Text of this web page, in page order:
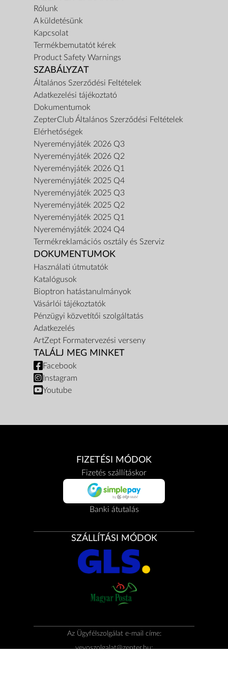
Rólunk
A küldetésünk
Kapcsolat
Termékbemutatót kérek
Product Safety Warnings
SZABÁLYZAT
Általános Szerződési Feltételek
Adatkezelési tájékoztató
Dokumentumok
ZepterClub Általános Szerződési Feltételek
Elérhetőségek
Nyereményjáték 2026 Q3
Nyereményjáték 2026 Q2
Nyereményjáték 2026 Q1
Nyereményjáték 2025 Q4
Nyereményjáték 2025 Q3
Nyereményjáték 2025 Q2
Nyereményjáték 2025 Q1
Nyereményjáték 2024 Q4
Termékreklamációs osztály és Szerviz
DOKUMENTUMOK
Használati útmutatók
Katalógusok
Bioptron hatástanulmányok
Vásárlói tájékoztatók
Pénzügyi közvetítői szolgáltatás
Adatkezelés
ArtZept Formatervezési verseny
TALÁLJ MEG MINKET
Facebook
Instagram
Youtube
FIZETÉSI MÓDOK
Fizetés szállításkor
Banki átutalás
SZÁLLÍTÁSI MÓDOK
Az Ügyfélszolgálat e-mail címe:
vevoszolgalat@zepter.hu;